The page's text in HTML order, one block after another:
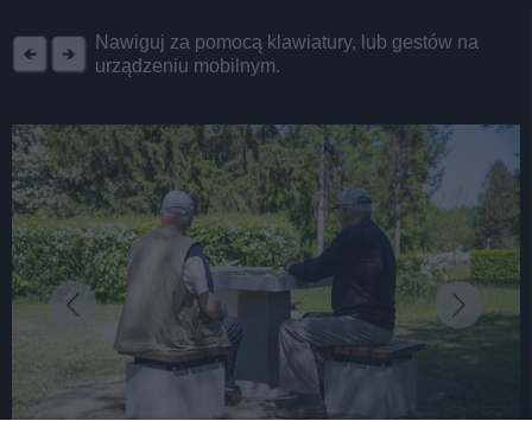
Nawiguj za pomocą klawiatury, lub gestów na
urządzeniu mobilnym.